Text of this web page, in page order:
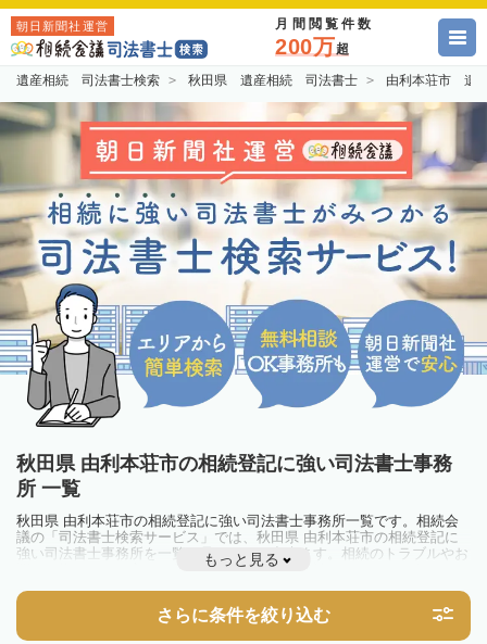
朝日新聞社運営 月間閲覧件数
200万超
遺産相続 司法書士検索 秋田県 遺産相続 司法書士 由利本荘市 遺
秋田県 由利本荘市の相続登記に強い司法書士事務
所 一覧
秋田県 由利本荘市の相続登記に強い司法書士事務所一覧です。相続会
議の「司法書士検索サービス」では、秋田県 由利本荘市の相続登記に
強い司法書士事務所を一覧で見ることが出来ます。相続のトラブルやお
悩みを抱えている方は一度近隣の司法書士に相談してみましょう。
不動産を相続した場合、相続を知った日から3年以内に登記しないと、
10万円以下の過料が科せられるため、速やかな手続きが必要です。義務
化前の相続も対象となるため注意しましょう。
もっと見る
さらに条件を絞り込む